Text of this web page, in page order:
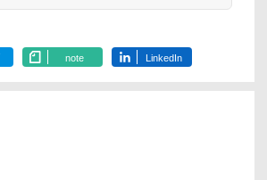
note LinkedIn